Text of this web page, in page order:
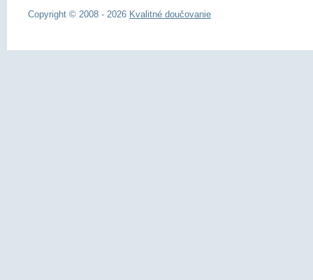
Copyright © 2008 - 2026 Kvalitné doučovanie